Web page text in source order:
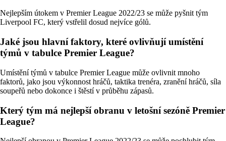
Nejlepším útokem v Premier League 2022/23 se může pyšnit tým
Liverpool FC, který vstřelil dosud nejvíce gólů.
Jaké jsou hlavní faktory, které ovlivňují umístění
týmů v tabulce Premier League?
Umístění týmů v tabulce Premier League může ovlivnit mnoho
faktorů, jako jsou výkonnost hráčů, taktika trenéra, zranění hráčů, síla
soupeřů nebo dokonce i štěstí v průběhu zápasů.
Který tým má nejlepší obranu v letošní sezóně Premier
League?